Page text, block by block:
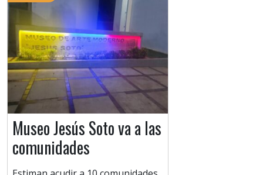
Museo Jesús Soto va a las
comunidades